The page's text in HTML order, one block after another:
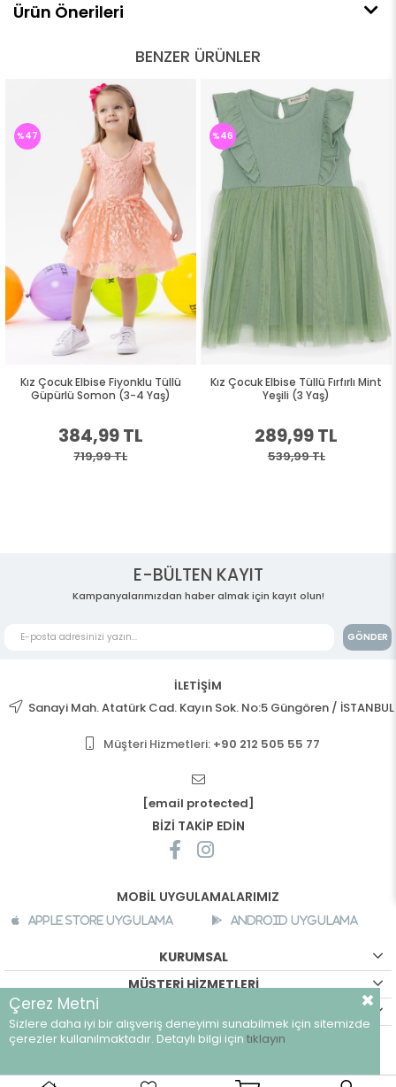
Ürün Önerileri
BENZER ÜRÜNLER
Kız Çocuk Elbise Fiyonklu Tüllü
Güpürlü Somon (3-4 Yaş)
384,99 TL
719,99 TL
%47
Kız Çocuk Elbise Tüllü Fırfırlı Mint
Yeşili (3 Yaş)
289,99 TL
539,99 TL
%46
E-BÜLTEN KAYIT
Kampanyalarımızdan haber almak için kayıt olun!
GÖNDER
İLETİŞİM
Sanayi Mah. Atatürk Cad. Kayın Sok. No:5 Güngören / İSTANBUL
Müşteri Hizmetleri: +90 212 505 55 77
[email protected]
BİZİ TAKİP EDİN
MOBİL UYGULAMALARIMIZ
Apple Store Uygulama Android Uygulama
KURUMSAL
MÜŞTERİ HİZMETLERİ
©breeze.com.tr - Tüm hakları saklıdır.
Çerez Metni
Sizlere daha iyi bir alışveriş deneyimi sunabilmek için sitemizde
çerezler kullanılmaktadır. Detaylı bilgi için tıklayın